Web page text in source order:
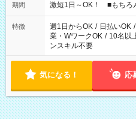
期間 激短1日～OK！ ■もちろ
特徴 週1日からOK / 日払いOK /
業・WワークOK / 10名以
ンスキル不要
気になる！ 応